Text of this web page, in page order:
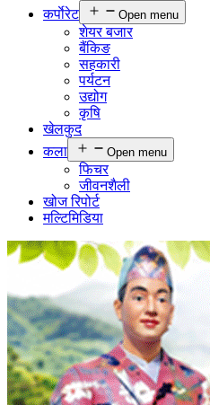
कर्पाेरेट
Open menu
शेयर बजार
बैंकिङ
सहकारी
पर्यटन
उद्योग
कृषि
खेलकुद
कला
Open menu
फिचर
जीवनशैली
खोज रिपोर्ट
मल्टिमिडिया